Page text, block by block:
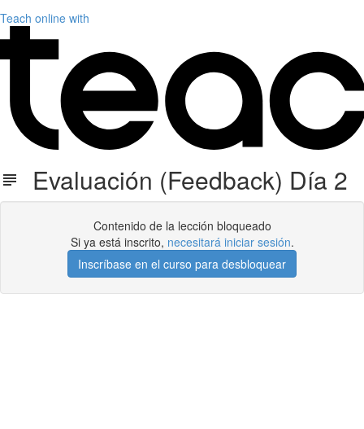
Teach online with
Evaluación (Feedback) Día 2
Contenido de la lección bloqueado
Si ya está inscrito, necesitará iniciar sesión.
Inscríbase en el curso para desbloquear